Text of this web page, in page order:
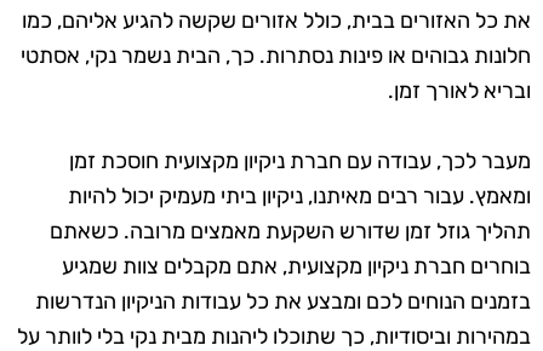
את כל האזורים בבית, כולל אזורים שקשה להגיע אליהם, כמו
חלונות גבוהים או פינות נסתרות. כך, הבית נשמר נקי, אסתטי
ובריא לאורך זמן.
מעבר לכך, עבודה עם חברת ניקיון מקצועית חוסכת זמן
ומאמץ. עבור רבים מאיתנו, ניקיון ביתי מעמיק יכול להיות
תהליך גוזל זמן שדורש השקעת מאמצים מרובה. כשאתם
בוחרים חברת ניקיון מקצועית, אתם מקבלים צוות שמגיע
בזמנים הנוחים לכם ומבצע את כל עבודות הניקיון הנדרשות
במהירות וביסודיות, כך שתוכלו ליהנות מבית נקי בלי לוותר על